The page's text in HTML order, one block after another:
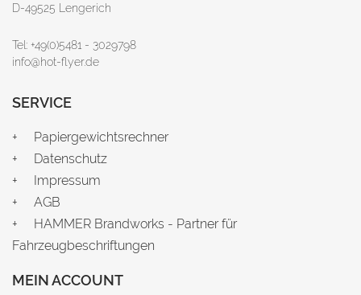
D-49525 Lengerich
Tel: +49(0)5481 - 3029798
info@hot-flyer.de
SERVICE
Papiergewichtsrechner
Datenschutz
Impressum
AGB
HAMMER Brandworks - Partner für
Fahrzeugbeschriftungen
MEIN ACCOUNT